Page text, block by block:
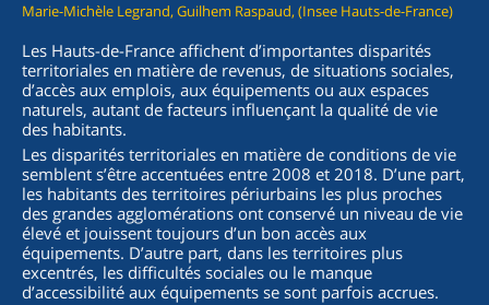
Marie-Michèle Legrand, Guilhem Raspaud, (Insee Hauts-de-France)
Les Hauts-de-France affichent d’importantes disparités
territoriales en matière de revenus, de situations sociales,
d’accès aux emplois, aux équipements ou aux espaces
naturels, autant de facteurs influençant la qualité de vie
des habitants.
Les disparités territoriales en matière de conditions de vie
semblent s’être accentuées entre 2008 et 2018. D’une part,
les habitants des territoires périurbains les plus proches
des grandes agglomérations ont conservé un niveau de vie
élevé et jouissent toujours d’un bon accès aux
équipements. D’autre part, dans les territoires plus
excentrés, les difficultés sociales ou le manque
d’accessibilité aux équipements se sont parfois accrues.